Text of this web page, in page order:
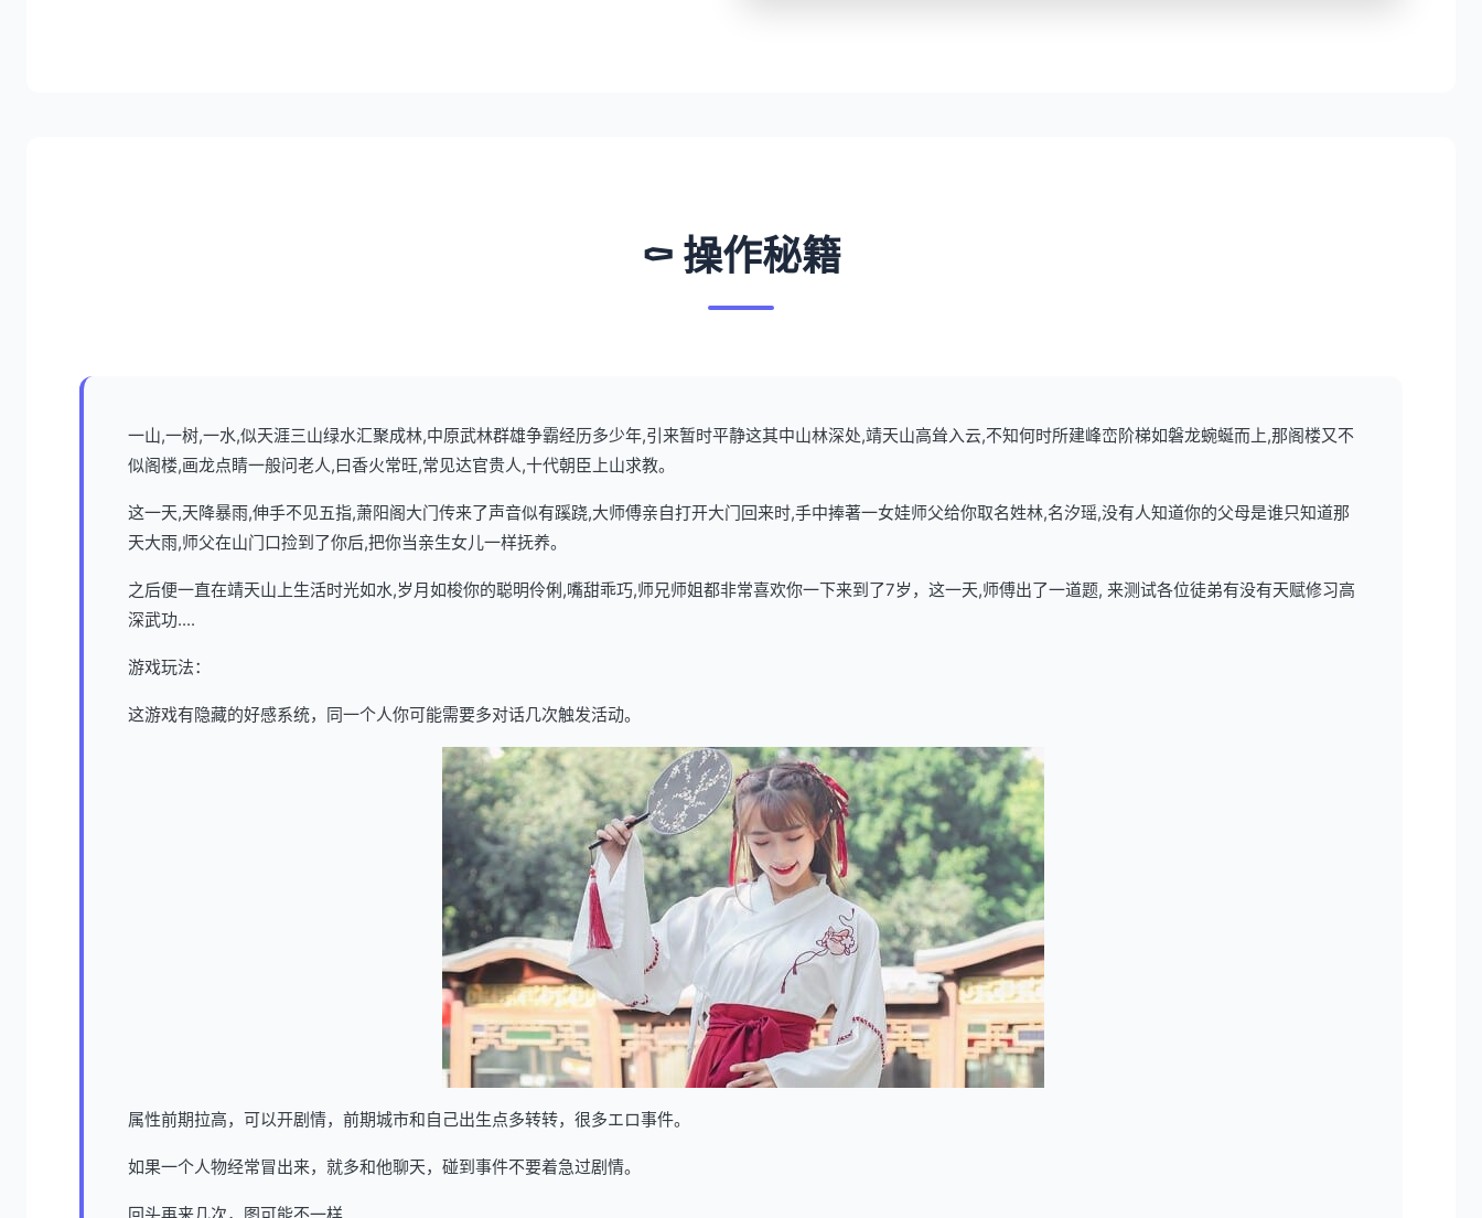
⚰️ 操作秘籍
一山,一树,一水,似天涯三山绿水汇聚成林,中原武林群雄争霸经历多少年,引来暂时平静这其中山林深处,靖天山高耸入云,不知何时所建峰峦阶梯如磐龙蜿蜒而上,那阁楼又不
似阁楼,画龙点睛一般问老人,曰香火常旺,常见达官贵人,十代朝臣上山求教。
这一天,天降暴雨,伸手不见五指,萧阳阁大门传来了声音似有蹊跷,大师傅亲自打开大门回来时,手中捧著一女娃师父给你取名姓林,名汐瑶,没有人知道你的父母是谁只知道那
天大雨,师父在山门口捡到了你后,把你当亲生女儿一样抚养。
之后便一直在靖天山上生活时光如水,岁月如梭你的聪明伶俐,嘴甜乖巧,师兄师姐都非常喜欢你一下来到了7岁，这一天,师傅出了一道题, 来测试各位徒弟有没有天赋修习高
深武功....
游戏玩法：
这游戏有隐藏的好感系统，同一个人你可能需要多对话几次触发活动。
属性前期拉高，可以开剧情，前期城市和自己出生点多转转，很多エロ事件。
如果一个人物经常冒出来，就多和他聊天，碰到事件不要着急过剧情。